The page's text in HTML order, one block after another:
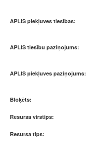
APLIS piekļuves tiesības:
APLIS tiesību paziņojums:
APLIS piekļuves paziņojums:
Bloķēts:
Resursa virstips:
Resursa tips: